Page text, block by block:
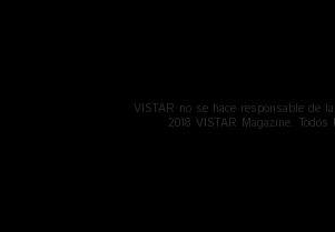
VISTAR no se hace responsable de
2018 VISTAR Magazine.